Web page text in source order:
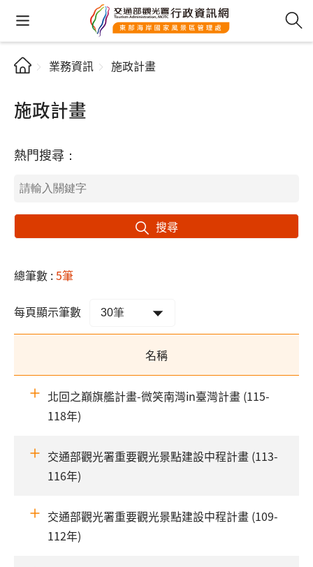
業務資訊 施政計畫
施政計畫
熱門搜尋：
搜尋
總筆數 :5筆
每頁顯示筆數
名稱
北回之巔旗艦計畫-微笑南灣in臺灣計畫 (115-
118年)
交通部觀光署重要觀光景點建設中程計畫 (113-
116年)
交通部觀光署重要觀光景點建設中程計畫 (109-
112年)